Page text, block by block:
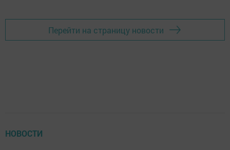
Перейти на страницу новости
НОВОСТИ